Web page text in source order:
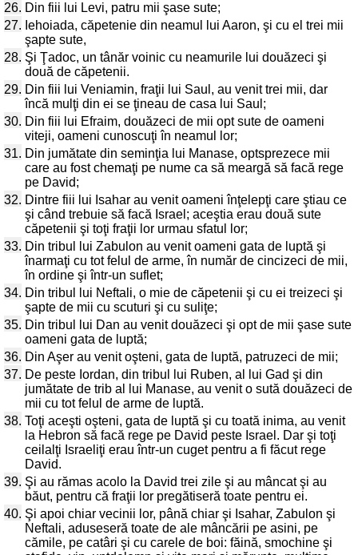
26. Din fiii lui Levi, patru mii şase sute;
27. Iehoiada, căpetenie din neamul lui Aaron, şi cu el trei mii
şapte sute,
28. Şi Ţadoc, un tânăr voinic cu neamurile lui douăzeci şi
două de căpetenii.
29. Din fiii lui Veniamin, fraţii lui Saul, au venit trei mii, dar
încă mulţi din ei se ţineau de casa lui Saul;
30. Din fiii lui Efraim, douăzeci de mii opt sute de oameni
viteji, oameni cunoscuţi în neamul lor;
31. Din jumătate din seminţia lui Manase, optsprezece mii
care au fost chemaţi pe nume ca să meargă să facă rege
pe David;
32. Dintre fiii lui Isahar au venit oameni înţelepţi care ştiau ce
şi când trebuie să facă Israel; aceştia erau două sute
căpetenii şi toţi fraţii lor urmau sfatul lor;
33. Din tribul lui Zabulon au venit oameni gata de luptă şi
înarmaţi cu tot felul de arme, în număr de cincizeci de mii,
în ordine şi într-un suflet;
34. Din tribul lui Neftali, o mie de căpetenii şi cu ei treizeci şi
şapte de mii cu scuturi şi cu suliţe;
35. Din tribul lui Dan au venit douăzeci şi opt de mii şase sute
oameni gata de luptă;
36. Din Aşer au venit oşteni, gata de luptă, patruzeci de mii;
37. De peste Iordan, din tribul lui Ruben, al lui Gad şi din
jumătate de trib al lui Manase, au venit o sută douăzeci de
mii cu tot felul de arme de luptă.
38. Toţi aceşti oşteni, gata de luptă şi cu toată inima, au venit
la Hebron să facă rege pe David peste Israel. Dar şi toţi
ceilalţi Israeliţi erau într-un cuget pentru a fi făcut rege
David.
39. Şi au rămas acolo la David trei zile şi au mâncat şi au
băut, pentru că fraţii lor pregătiseră toate pentru ei.
40. Şi apoi chiar vecinii lor, până chiar şi Isahar, Zabulon şi
Neftali, aduseseră toate de ale mâncării pe asini, pe
cămile, pe catâri şi cu carele de boi: făină, smochine şi